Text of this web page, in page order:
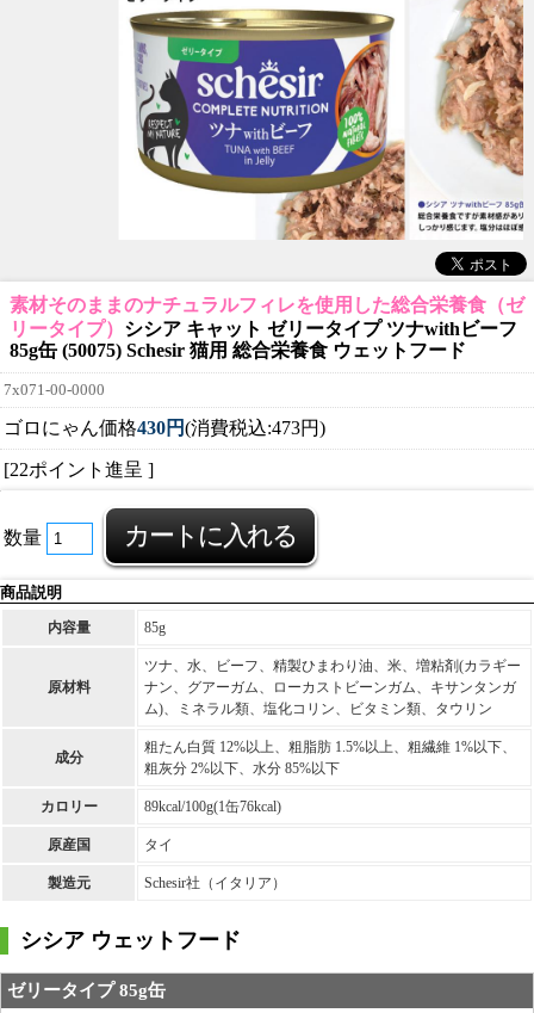
素材そのままのナチュラルフィレを使用した総合栄養食（ゼ
リータイプ） シシア キャット ゼリータイプ ツナwithビーフ
85g缶 (50075) Schesir 猫用 総合栄養食 ウェットフード
7x071-00-0000
ゴロにゃん価格430円(消費税込:473円)
[22ポイント進呈 ]
数量
商品説明
内容量 85g
原材料
ツナ、水、ビーフ、精製ひまわり油、米、増粘剤(カラギー
ナン、グアーガム、ローカストビーンガム、キサンタンガ
ム)、ミネラル類、塩化コリン、ビタミン類、タウリン
成分
粗たん白質 12%以上、粗脂肪 1.5%以上、粗繊維 1%以下、
粗灰分 2%以下、水分 85%以下
カロリー 89kcal/100g(1缶76kcal)
原産国 タイ
製造元 Schesir社（イタリア）
シシア ウェットフード
ゼリータイプ 85g缶